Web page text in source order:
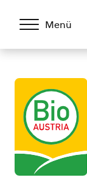
Menü